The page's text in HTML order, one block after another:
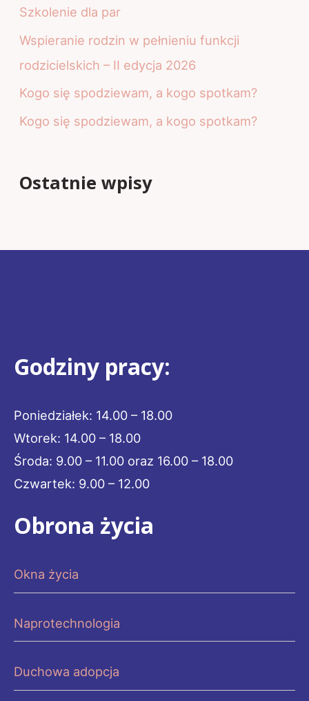
Szkolenie dla par
Wspieranie rodzin w pełnieniu funkcji
rodzicielskich – II edycja 2026
Kogo się spodziewam, a kogo spotkam?
Kogo się spodziewam, a kogo spotkam?
Ostatnie wpisy
Godziny pracy:
Poniedziałek: 14.00 – 18.00
Wtorek: 14.00 – 18.00
Środa: 9.00 – 11.00 oraz 16.00 – 18.00
Czwartek: 9.00 – 12.00
Obrona życia
Okna życia
Naprotechnologia
Duchowa adopcja